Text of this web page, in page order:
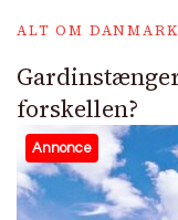
ALT OM
forskellen?
Annonce